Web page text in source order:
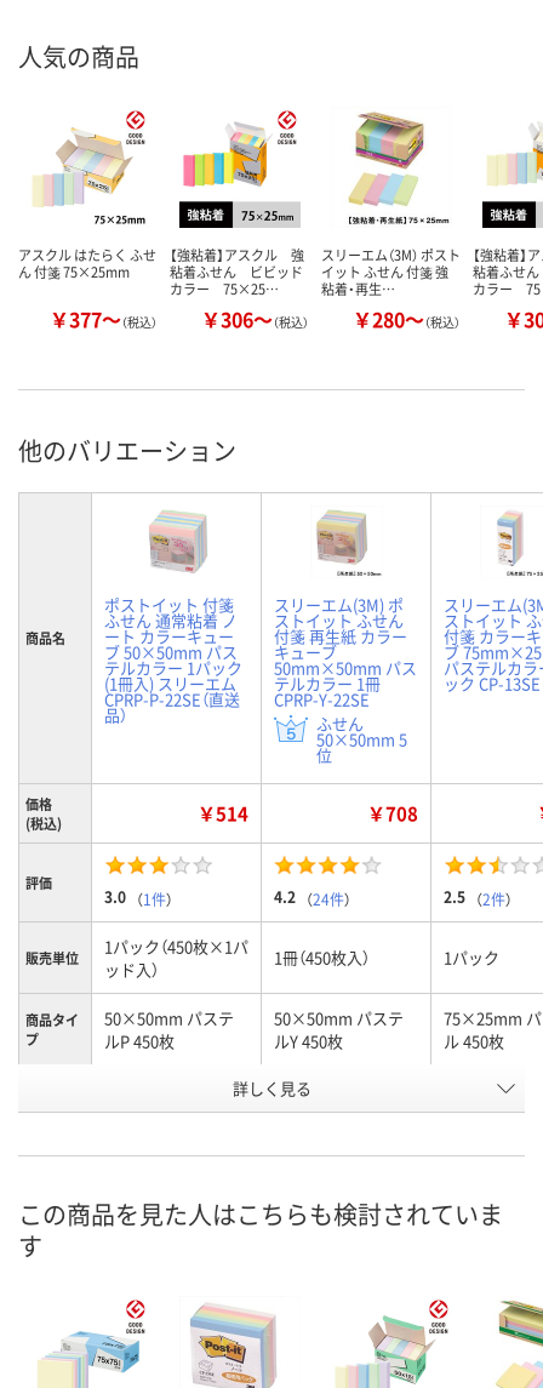
人気の商品
アスクル はたらく ふせ
ん 付箋 75×25mm
￥377～（税込）
【強粘着】アスクル 強
粘着ふせん ビビッド
カラー 75×25…
￥306～（税込）
スリーエム（3M） ポスト
イット ふせん 付箋 強
粘着・再生…
￥280～（税込）
【強粘着
粘着ふせ
カラー
￥
他のバリエーション
商品名
ポストイット 付箋
ふせん 通常粘着 ノ
ート カラーキュー
ブ 50×50mm パス
テルカラー 1パック
(1冊入) スリーエム
CPRP-P-22SE（直送
品）
スリーエム(3M) ポ
ストイット ふせん
付箋 再生紙 カラー
キューブ
50mm×50mm パス
テルカラー 1冊
CPRP-Y-22SE
ふせん
50×50mm 5
位
スリーエム
ストイット
付箋 カラー
ブ
パステルカラ
ック CP-13SE
価格
(税込)
￥514 ￥708
評価
3.0 （1件） 4.2 （24件） 2.5 （2件）
販売単位
1パック（450枚×1パ
ッド入）
1冊（450枚入） 1パック
商品タイ
プ
50×50mm パステ
ルP 450枚
50×50mm パステ
ルY 450枚
75×25mm
ル 450枚
978844 U042600
8月9日（日）
した
カゴへ カ
詳しく見る
この商品を見た人はこちらも検討されていま
す